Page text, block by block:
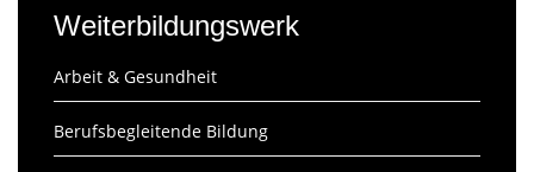
Weiterbildungswerk
Arbeit & Gesundheit
Berufsbegleitende Bildung